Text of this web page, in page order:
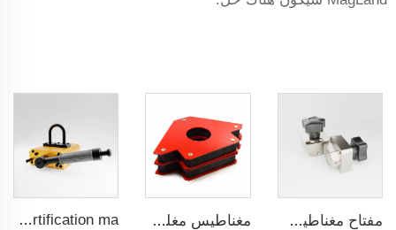
مفتاح مغناطيسي قابل للتشغيل / الإيقاف مغناطيس مغلف بالمطاط مقاوم للماء بشكل دائم H series 3.5 times saftey ration CE certification ma